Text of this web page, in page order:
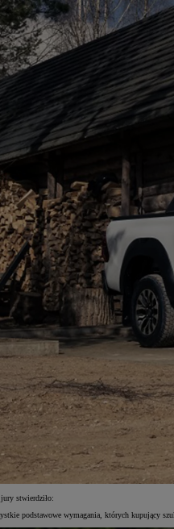
stwierdziło:
podstawowe wymagania, których kupujący